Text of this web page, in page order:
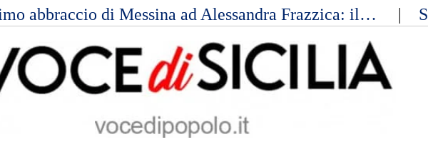
abbraccio di Messina ad Alessandra Frazzica: il…